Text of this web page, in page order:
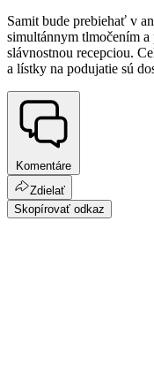
Samit bude prebiehať v
simultánnym tlmočením
slávnostnou recepciou.
a lístky na podujatie sú
Komentáre
Zdielať
Skopírovať odkaz